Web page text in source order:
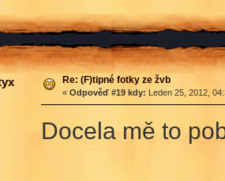
Re: (F)tipné fotky ze žvb
« Odpověď #19 kdy: Leden 25, 2012,
Docela mě to